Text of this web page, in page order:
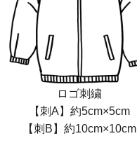
ロゴ刺繍
【刺A】約5cm×5cm
【刺B】約10cm×10cm